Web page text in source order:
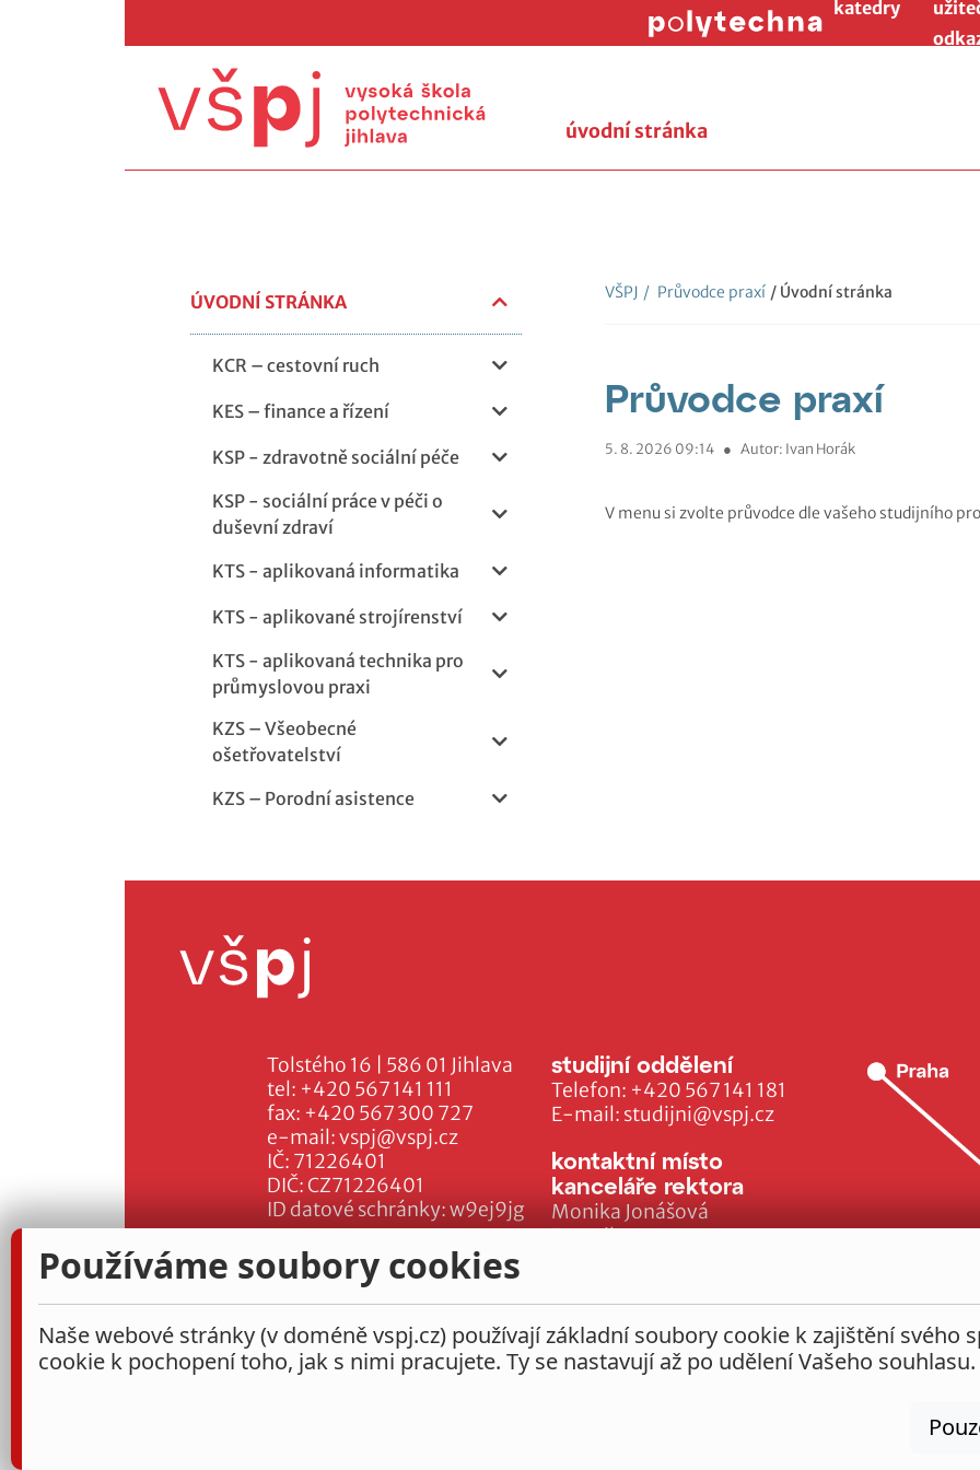
katedry
úvodní stránka
ÚVODNÍ STRÁNKA
KCR – cestovní ruch
KES – finance a řízení
KSP - zdravotně sociální péče
KSP - sociální práce v péči o
duševní zdraví
KTS - aplikovaná informatika
KTS - aplikované strojírenství
KTS - aplikovaná technika pro
průmyslovou praxi
KZS – Všeobecné
ošetřovatelství
KZS – Porodní asistence
VŠPJ / Průvodce praxí / Úvodní stránka
Průvodce praxí
5. 8. 2026 09:14 ● Autor: Ivan Horák
V menu si zvolte průvodce dle vašeho studijního
Tolstého 16 | 586 01 Jihlava
tel: +420 567 141 111
fax: +420 567 300 727
e-mail:vspj@vspj.cz
IČ: 71226401
DIČ: CZ71226401
ID datové schránky: w9ej9jg
studijní oddělení
Telefon: +420 567 141 181
E-mail: studijni@vspj.cz
kontaktní místo
kanceláře rektora
Monika Jonášová
E-mail:
Používáme soubory cookies
Naše webové stránky (v doméně vspj.cz) používají základní soubory cookie k zajištění
cookie k pochopení toho, jak s nimi pracujete. Ty se nastavují až po udělení Vašeho souhlasu.